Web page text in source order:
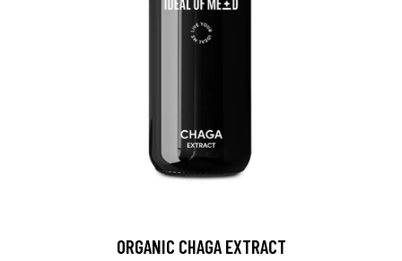
ORGANIC CHAGA EXTRACT